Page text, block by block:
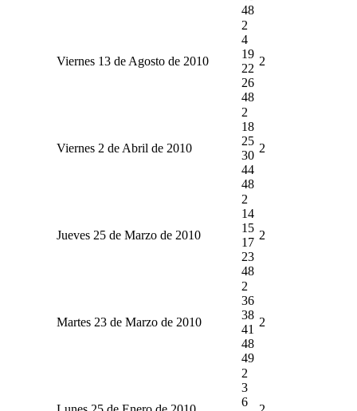
48
Viernes 13 de Agosto de 2010
2
4
19
22
26
48
2
Viernes 2 de Abril de 2010
2
18
25
30
44
48
2
Jueves 25 de Marzo de 2010
2
14
15
17
23
48
2
Martes 23 de Marzo de 2010
2
36
38
41
48
49
2
2
3
6